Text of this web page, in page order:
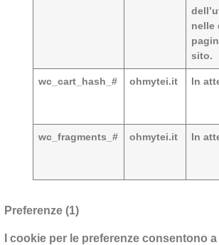
nelle
sito.
wc_cart_hash_# ohmytei.it In
wc_fragments_# ohmytei.it In
Preferenze (1)
I cookie per le preferenze consentono